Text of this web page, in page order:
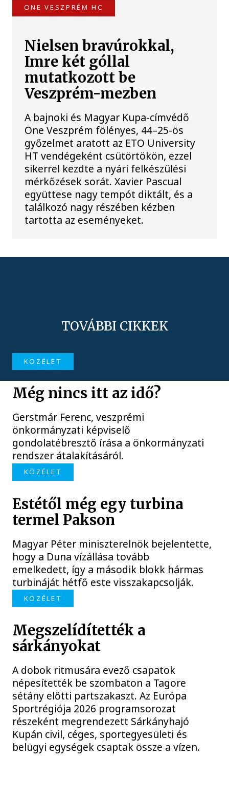
ONE VESZPRÉM HC
Nielsen bravúrokkal,
Imre két góllal
mutatkozott be
Veszprém-mezben
A bajnoki és Magyar Kupa-címvédő
One Veszprém fölényes, 44–25-ös
győzelmet aratott az ETO University
HT vendégeként csütörtökön, ezzel
sikerrel kezdte a nyári felkészülési
mérkőzések sorát. Xavier Pascual
együttese nagy tempót diktált, és a
találkozó nagy részében kézben
tartotta az eseményeket.
TOVÁBBI CIKKEK
KÖZÉLET
Még nincs itt az idő?
Gerstmár Ferenc, veszprémi
önkormányzati képviselő
gondolatébresztő írása a önkormányzati
rendszer átalakításáról.
KÖZÉLET
Estétől még egy turbina
termel Pakson
Magyar Péter miniszterelnök bejelentette,
hogy a Duna vízállása tovább
emelkedett, így a második blokk hármas
turbináját hétfő este visszakapcsolják.
KÖZÉLET
Megszelídítették a
sárkányokat
A dobok ritmusára evező csapatok
népesítették be szombaton a Tagore
sétány előtti partszakaszt. Az Európa
Sportrégiója 2026 programsorozat
részeként megrendezett Sárkányhajó
Kupán civil, céges, sportegyesületi és
belügyi egységek csaptak össze a vízen.